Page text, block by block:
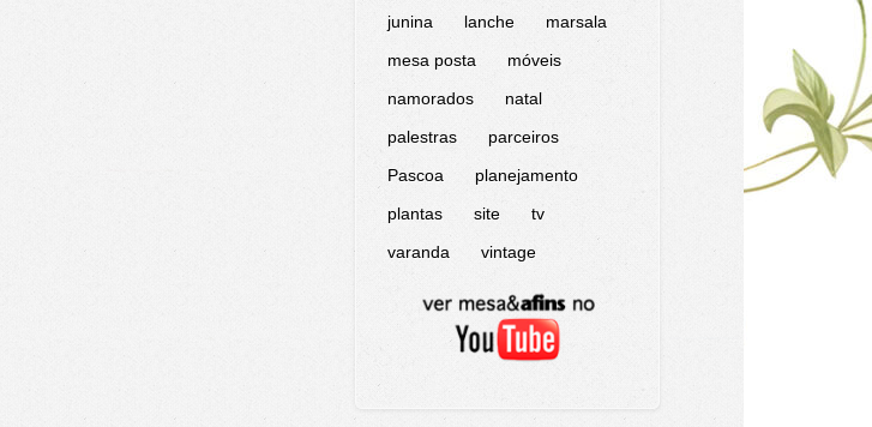
junina
lanche
marsala
mesa posta
móveis
namorados
natal
palestras
parceiros
Pascoa
planejamento
plantas
site
tv
varanda
vintage